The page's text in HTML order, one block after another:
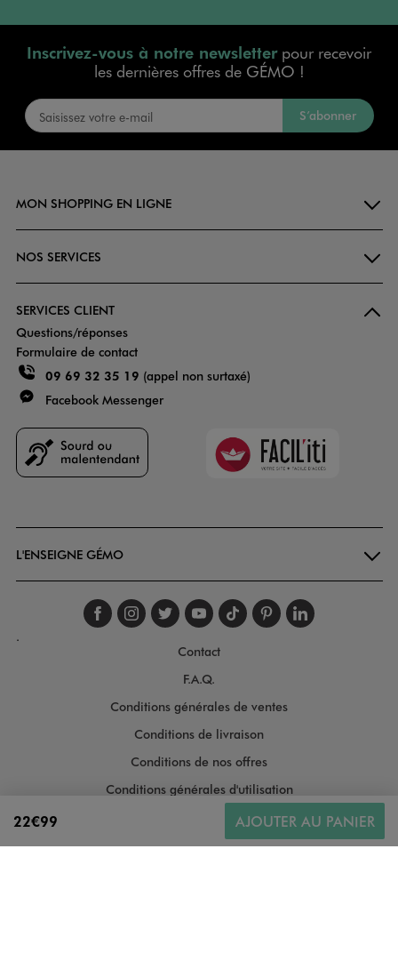
22€99 AJOUTER AU PANIER
Inscrivez-vous à notre newsletterpour recevoir
les dernières offres de GÉMO !
S’abonner
MON SHOPPING EN LIGNE
NOS SERVICES
SERVICES CLIENT
Questions/réponses
Formulaire de contact
09 69 32 35 19 (appel non surtaxé)
Facebook Messenger
Faciliti
L'ENSEIGNE GÉMO
Suivez-nous sur
Suivez-nous sur
Suivez-nous sur
Suivez-nous
Suivez-nous
Suivez-
.
Contact
F.A.Q.
Conditions générales de ventes
Conditions de livraison
Conditions de nos offres
Conditions générales d'utilisation
Politique de protection des données
Gestion des cookies